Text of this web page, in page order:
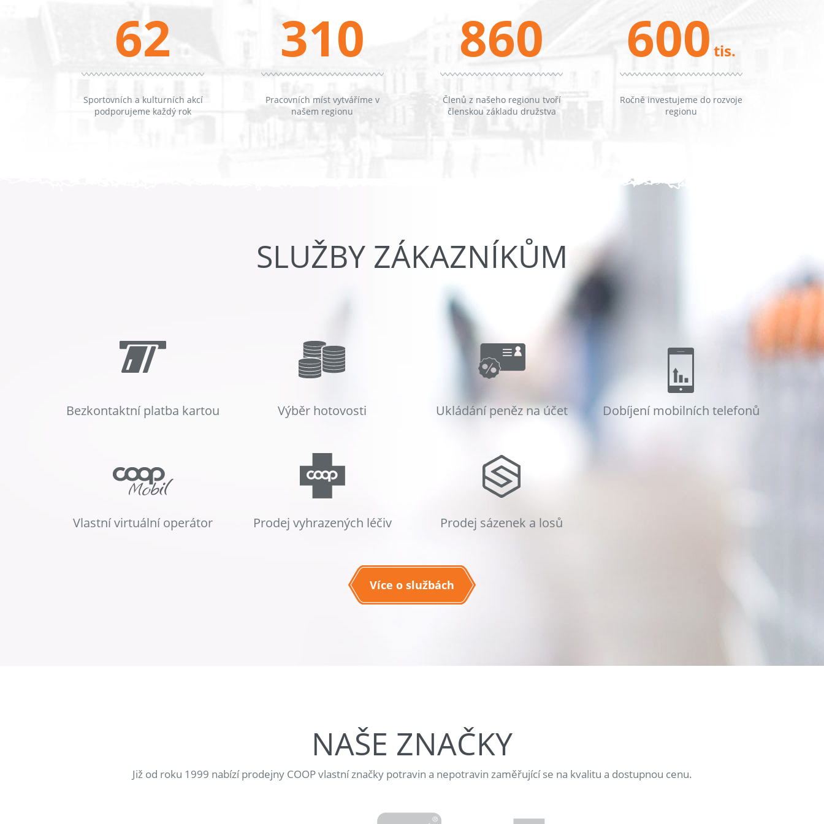
62
Sportovních a kulturních akcí
podporujeme každý rok
310
Pracovních míst vytváříme v
našem regionu
860
Členů z našeho regionu tvoří
členskou základu družstva
600 tis.
Ročně investujeme do rozvoje
regionu
SLUŽBY ZÁKAZNÍKŮM
Bezkontaktní platba kartou Výběr hotovosti Ukládání peněz na účet Dobíjení mobilních telefonů
Vlastní virtuální operátor Prodej vyhrazených léčiv Prodej sázenek a losů
Více o službách
NAŠE ZNAČKY
Již od roku 1999 nabízí prodejny COOP vlastní značky potravin a nepotravin zaměřující se na kvalitu a dostupnou cenu.